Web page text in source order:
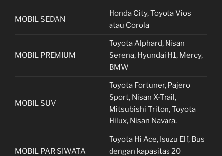
MOBIL SEDAN
Honda City, Toyota Vios
atau Corola
MOBIL PREMIUM
Toyota Alphard, Nisan
Serena, Hyundai H1, Mercy,
BMW
MOBIL SUV
Toyota Fortuner, Pajero
Sport, Nisan X-Trail,
Mitsubishi Triton, Toyota
Hilux, Nisan Navara.
MOBIL PARISIWATA
Toyota Hi Ace, Isuzu Elf, Bus
dengan kapasitas 20